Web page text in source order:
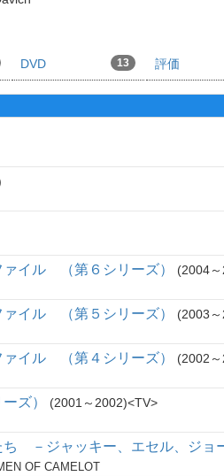
DVD 13 評価
イル （第６シリーズ） 2004
イル （第５シリーズ） 2003
イル （第４シリーズ） 2002
ズ） 2001～2002 TV
－ジャッキー、エセル、ジョ
OF CAMELOT